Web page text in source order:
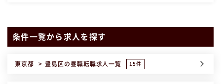
条件一覧から求人を探す
東京都 豊島区の昼職転職求人一覧 15件